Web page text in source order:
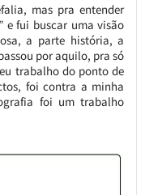
mas pra entender
e fui buscar uma visão
a parte história, a
por aquilo, pra só
trabalho do ponto de
foi contra a minha
foi um trabalho